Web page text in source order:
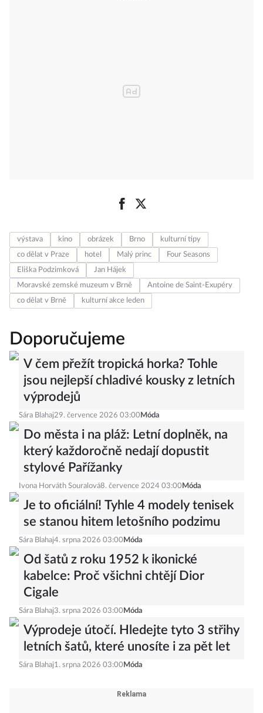
výstava kino obrázek Brno
kulturní tipy
co dělat v Praze
hotel Malý princ
Four Seasons
Eliška Podzimková
Jan Hájek
Moravské zemské muzeum v Brně
Antoine de Saint-Exupéry
co dělat v Brně
kulturní akce leden
Doporučujeme
V čem přežít tropická horka? Tohle
jsou nejlepší chladivé kousky z letních
výprodejů
Sára Blahaj29. července 2026 03:00 Móda
Do města i na pláž: Letní doplněk, na
který každoročně nedají dopustit
stylové Pařížanky
Ivona Horváth Souralová8. července 2024 03:00 Móda
Je to oficiální! Tyhle 4 modely tenisek
se stanou hitem letošního podzimu
Sára Blahaj4. srpna 2026 03:00 Móda
Od šatů z roku 1952 k ikonické
kabelce: Proč všichni chtějí Dior
Cigale
Sára Blahaj3. srpna 2026 03:00 Móda
Výprodeje útočí. Hledejte tyto 3 střihy
letních šatů, které unosíte i za pět let
Sára Blahaj1. srpna 2026 03:00 Móda